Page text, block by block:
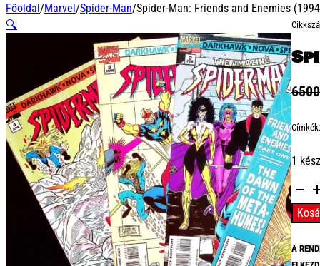
Főoldal/Marvel/Spider-Man/Spider-Man: Friends and Enemies
🔍
1
Man:
and
A